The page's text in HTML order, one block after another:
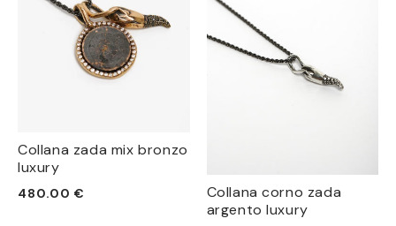
Collana zada mix bronzo
luxury
Prezzo
480.00 €
Collana corno zada
argento luxury